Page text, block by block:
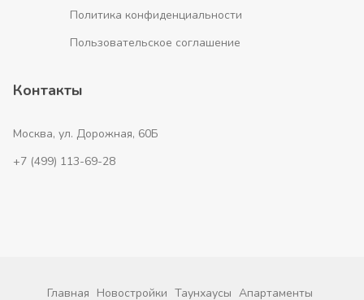
Политика конфиденциальности
Пользовательское соглашение
Контакты
Москва, ул. Дорожная, 60Б
+7 (499) 113-69-28
Главная Новостройки Таунхаусы Апартаменты